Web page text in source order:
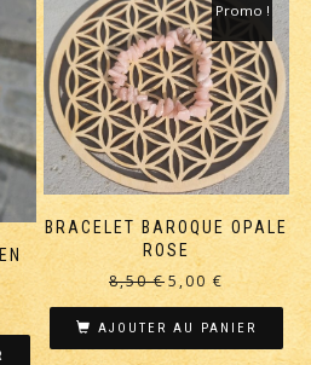
BRACELET BAROQUE OPALE
ROSE
Promo !
8,50€ Le
initial
était :
5,00 € Le
actuel
est :
AJOUTER AU PANIER